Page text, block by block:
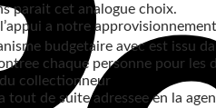
parait cet analogue choix.
a notre
budgetaire avec est issu
chaque personne pour les
du collectionneur
tout de suite adressee en la